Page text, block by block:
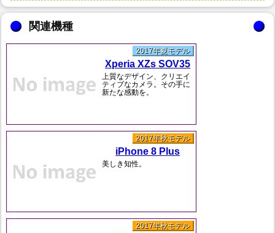
関連機種
2017年夏モデル
Xperia XZs SOV35
上質なデザイン、クリエイ
ティブなカメラ。その手に
新たな感動を。
2017年秋モデル
iPhone 8 Plus
美しき知性。
2017年秋モデル